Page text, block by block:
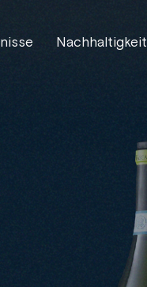
Nachhaltigkeit